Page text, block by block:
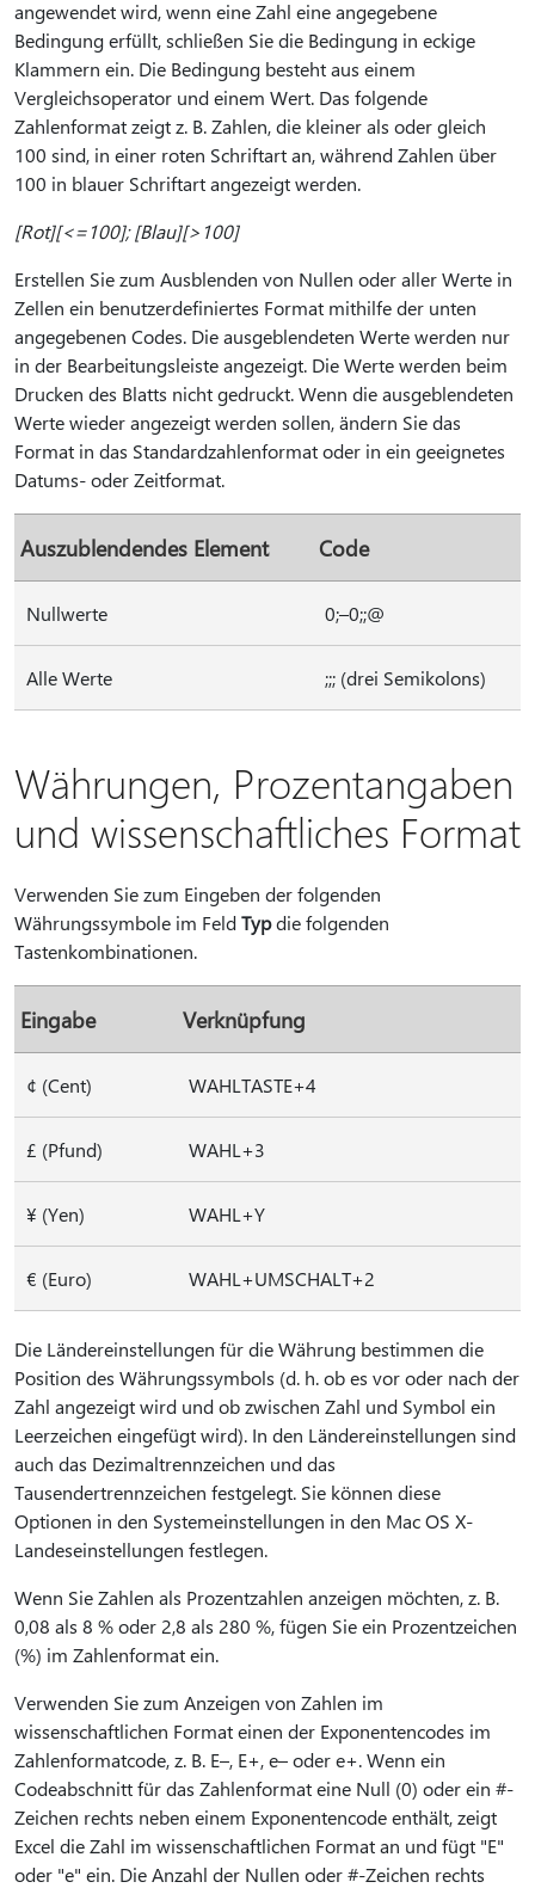
angewendet wird, wenn eine Zahl eine angegebene
Bedingung erfüllt, schließen Sie die Bedingung in eckige
Klammern ein. Die Bedingung besteht aus einem
Vergleichsoperator und einem Wert. Das folgende
Zahlenformat zeigt z. B. Zahlen, die kleiner als oder gleich
100 sind, in einer roten Schriftart an, während Zahlen über
100 in blauer Schriftart angezeigt werden.
[Rot][<=100]; [Blau][>100]
Erstellen Sie zum Ausblenden von Nullen oder aller Werte in
Zellen ein benutzerdefiniertes Format mithilfe der unten
angegebenen Codes. Die ausgeblendeten Werte werden nur
in der Bearbeitungsleiste angezeigt. Die Werte werden beim
Drucken des Blatts nicht gedruckt. Wenn die ausgeblendeten
Werte wieder angezeigt werden sollen, ändern Sie das
Format in das Standardzahlenformat oder in ein geeignetes
Datums- oder Zeitformat.
Auszublendendes Element Code
Nullwerte 0;–0;;@
Alle Werte ;;; (drei Semikolons)
Währungen, Prozentangaben
und wissenschaftliches Format
Verwenden Sie zum Eingeben der folgenden
Währungssymbole im FeldTypdie folgenden
Tastenkombinationen.
Eingabe Verknüpfung
¢ (Cent) WAHLTASTE+4
£ (Pfund) WAHL+3
¥ (Yen) WAHL+Y
€ (Euro) WAHL+UMSCHALT+2
Die Ländereinstellungen für die Währung bestimmen die
Position des Währungssymbols (d. h. ob es vor oder nach der
Zahl angezeigt wird und ob zwischen Zahl und Symbol ein
Leerzeichen eingefügt wird). In den Ländereinstellungen sind
auch das Dezimaltrennzeichen und das
Tausendertrennzeichen festgelegt. Sie können diese
Optionen in den Systemeinstellungen in den Mac OS X-
Landeseinstellungen festlegen.
Wenn Sie Zahlen als Prozentzahlen anzeigen möchten, z. B.
0,08 als 8 % oder 2,8 als 280 %, fügen Sie ein Prozentzeichen
(%) im Zahlenformat ein.
Verwenden Sie zum Anzeigen von Zahlen im
wissenschaftlichen Format einen der Exponentencodes im
Zahlenformatcode, z. B. E–, E+, e– oder e+. Wenn ein
Codeabschnitt für das Zahlenformat eine Null (0) oder ein #-
Zeichen rechts neben einem Exponentencode enthält, zeigt
Excel die Zahl im wissenschaftlichen Format an und fügt "E"
oder "e" ein. Die Anzahl der Nullen oder #-Zeichen rechts